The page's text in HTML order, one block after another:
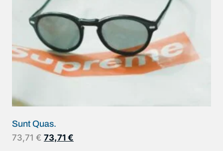
Sunt Quas.
73,71 € 73,71 €